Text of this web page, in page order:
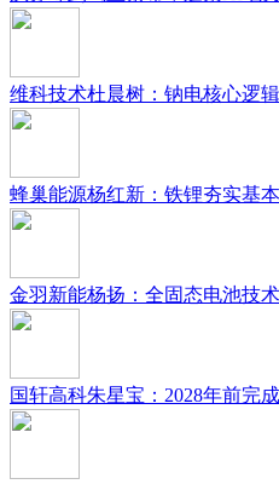
维科技术杜晨树：钠电核心逻
蜂巢能源杨红新：铁锂夯实基
金羽新能杨扬：全固态电池技
国轩高科朱星宝：2028年前完